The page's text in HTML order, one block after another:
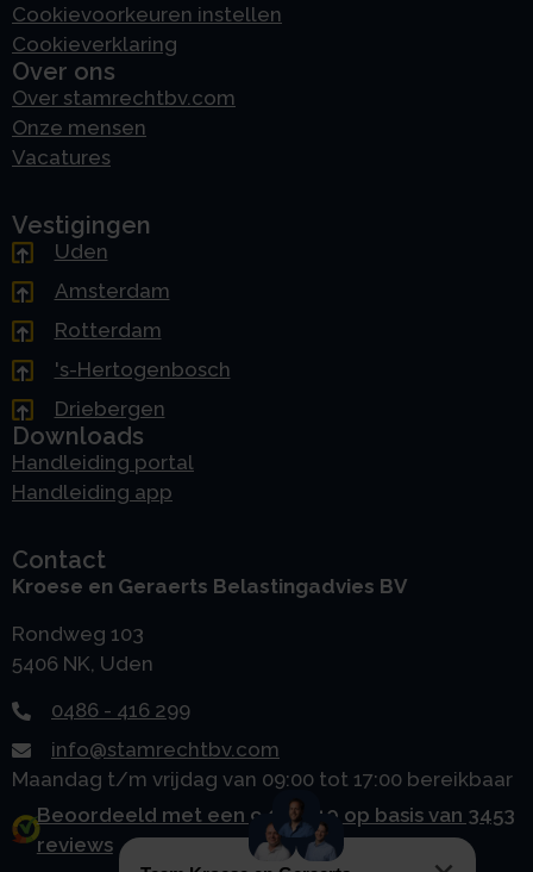
Cookievoorkeuren instellen
Cookieverklaring
Over ons
Over stamrechtbv.com
Onze mensen
Vacatures
Vestigingen
Uden
Amsterdam
Rotterdam
's-Hertogenbosch
Driebergen
Downloads
Handleiding portal
Handleiding app
Contact
Kroese en Geraerts Belastingadvies BV
Rondweg 103
5406 NK, Uden
0486 - 416 299
info@stamrechtbv.com
Maandag t/m vrijdag van 09:00 tot 17:00 bereikbaar
Beoordeeld met een 9.0 uit 10 op basis van 3453
reviews